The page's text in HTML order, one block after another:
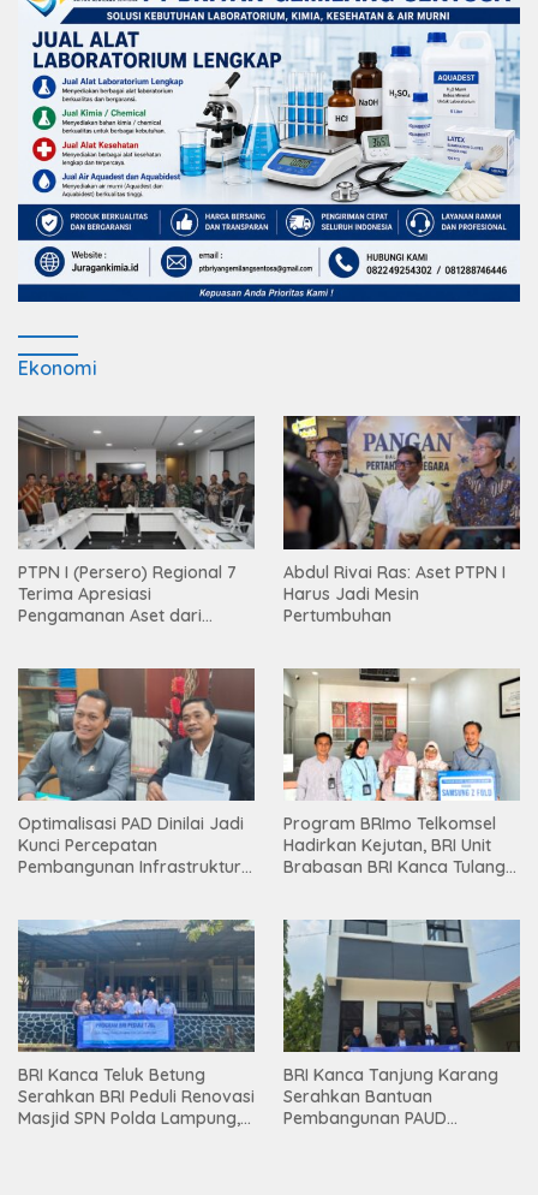
Ekonomi
PTPN I (Persero) Regional 7
Terima Apresiasi
Pengamanan Aset dari
Abdul Rivai Ras: Aset PTPN I
Harus Jadi Mesin
Pertumbuhan
Optimalisasi PAD Dinilai Jadi
Kunci Percepatan
Pembangunan Infrastruktur
Program BRImo Telkomsel
Hadirkan Kejutan, BRI Unit
Brabasan BRI Kanca Tulang
Mesuji
BRI Kanca Teluk Betung
Serahkan BRI Peduli Renovasi
Masjid SPN Polda Lampung,
BRI Kanca Tanjung Karang
Serahkan Bantuan
Pembangunan PAUD